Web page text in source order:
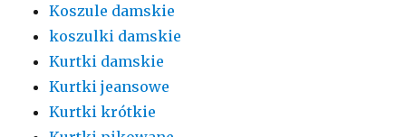
Koszule damskie
koszulki damskie
Kurtki damskie
Kurtki jeansowe
Kurtki krótkie